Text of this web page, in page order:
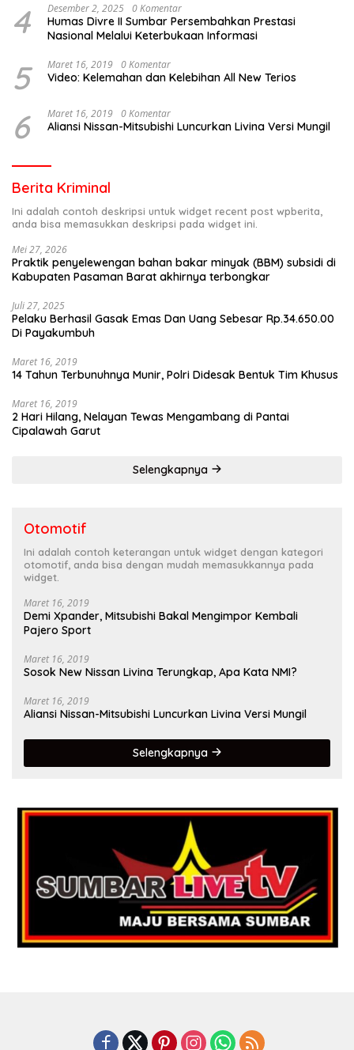
4 Desember 2, 2025 0 Komentar
Humas Divre II Sumbar Persembahkan Prestasi
Nasional Melalui Keterbukaan Informasi
5 Maret 16, 2019 0 Komentar
Video: Kelemahan dan Kelebihan All New Terios
6 Maret 16, 2019 0 Komentar
Aliansi Nissan-Mitsubishi Luncurkan Livina Versi Mungil
Berita Kriminal
Ini adalah contoh deskripsi untuk widget recent post wpberita,
anda bisa memasukkan deskripsi pada widget ini.
Mei 27, 2026
Praktik penyelewengan bahan bakar minyak (BBM) subsidi di
Kabupaten Pasaman Barat akhirnya terbongkar
Juli 27, 2025
Pelaku Berhasil Gasak Emas Dan Uang Sebesar Rp.34.650.00
Di Payakumbuh
Maret 16, 2019
14 Tahun Terbunuhnya Munir, Polri Didesak Bentuk Tim Khusus
Maret 16, 2019
2 Hari Hilang, Nelayan Tewas Mengambang di Pantai
Cipalawah Garut
Selengkapnya
Otomotif
Ini adalah contoh keterangan untuk widget dengan kategori
otomotif, anda bisa dengan mudah memasukkannya pada
widget.
Maret 16, 2019
Demi Xpander, Mitsubishi Bakal Mengimpor Kembali
Pajero Sport
Maret 16, 2019
Sosok New Nissan Livina Terungkap, Apa Kata NMI?
Maret 16, 2019
Aliansi Nissan-Mitsubishi Luncurkan Livina Versi Mungil
Selengkapnya